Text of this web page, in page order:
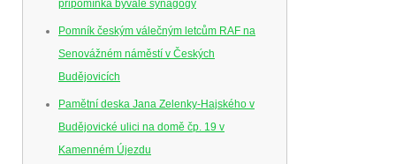
připomínka bývalé synagogy
Pomník českým válečným letcům RAF na
Senovážném náměstí v Českých
Budějovicích
Pamětní deska Jana Zelenky-Hajského v
Budějovické ulici na domě čp. 19 v
Kamenném Újezdu